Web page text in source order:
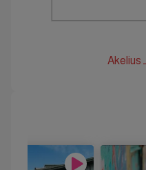
Akelius